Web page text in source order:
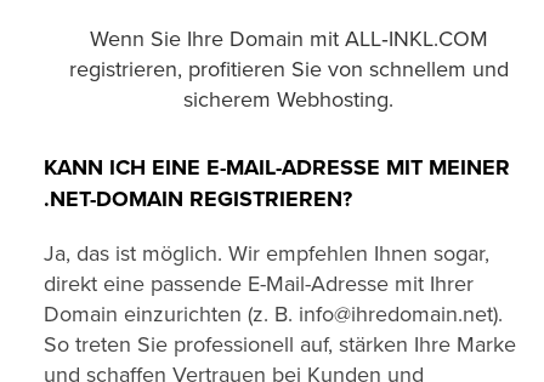
Wenn Sie Ihre Domain mit ALL‑INKL.COM
registrieren, profitieren Sie von schnellem und
sicherem Webhosting.
KANN ICH EINE E-MAIL-ADRESSE MIT MEINER
.NET-DOMAIN REGISTRIEREN?
Ja, das ist möglich. Wir empfehlen Ihnen sogar,
direkt eine passende E-Mail-Adresse mit Ihrer
Domain einzurichten (z. B. info@ihredomain.net).
So treten Sie professionell auf, stärken Ihre Marke
und schaffen Vertrauen bei Kunden und